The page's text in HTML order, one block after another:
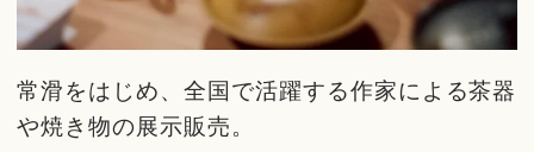
常滑をはじめ、全国で活躍する作家による茶器
や焼き物の展示販売。